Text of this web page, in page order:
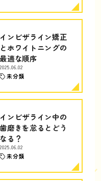
インビザライン矯正
とホワイトニングの
最適な順序
2025.06.02
未分類
インビザライン中の
歯磨きを怠るとどう
なる？
2025.06.02
未分類